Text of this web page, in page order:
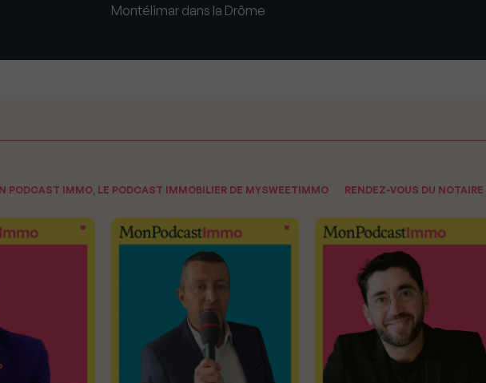
Montélimar dans la Drôme
PODCAST IMMO, LE PODCAST IMMOBILIER DE MYSWEETIMMO RENDEZ-VOUS DU NOTAIRE